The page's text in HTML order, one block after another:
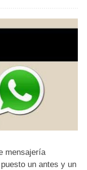
mensajería
un antes y un